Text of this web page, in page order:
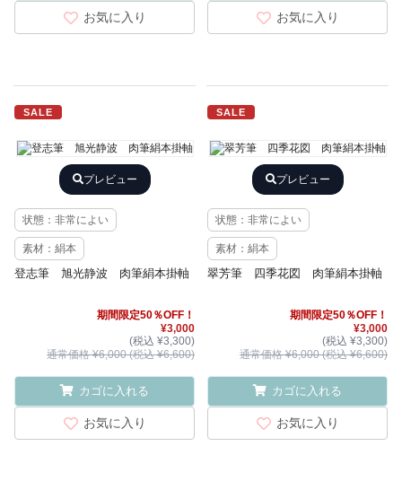
お気に入り お気に入り
SALE
プレビュー
状態：非常によい
素材：絹本
登志筆 旭光静波 肉筆絹本掛軸
期間限定50％OFF！
¥3,000
(税込 ¥3,300)
通常価格 ¥6,000 (税込 ¥6,600)
カゴに入れる
お気に入り
SALE
プレビュー
状態：非常によい
素材：絹本
翠芳筆 四季花図 肉筆絹本掛軸
期間限定50％OFF！
¥3,000
(税込 ¥3,300)
通常価格 ¥6,000 (税込 ¥6,600)
カゴに入れる
お気に入り